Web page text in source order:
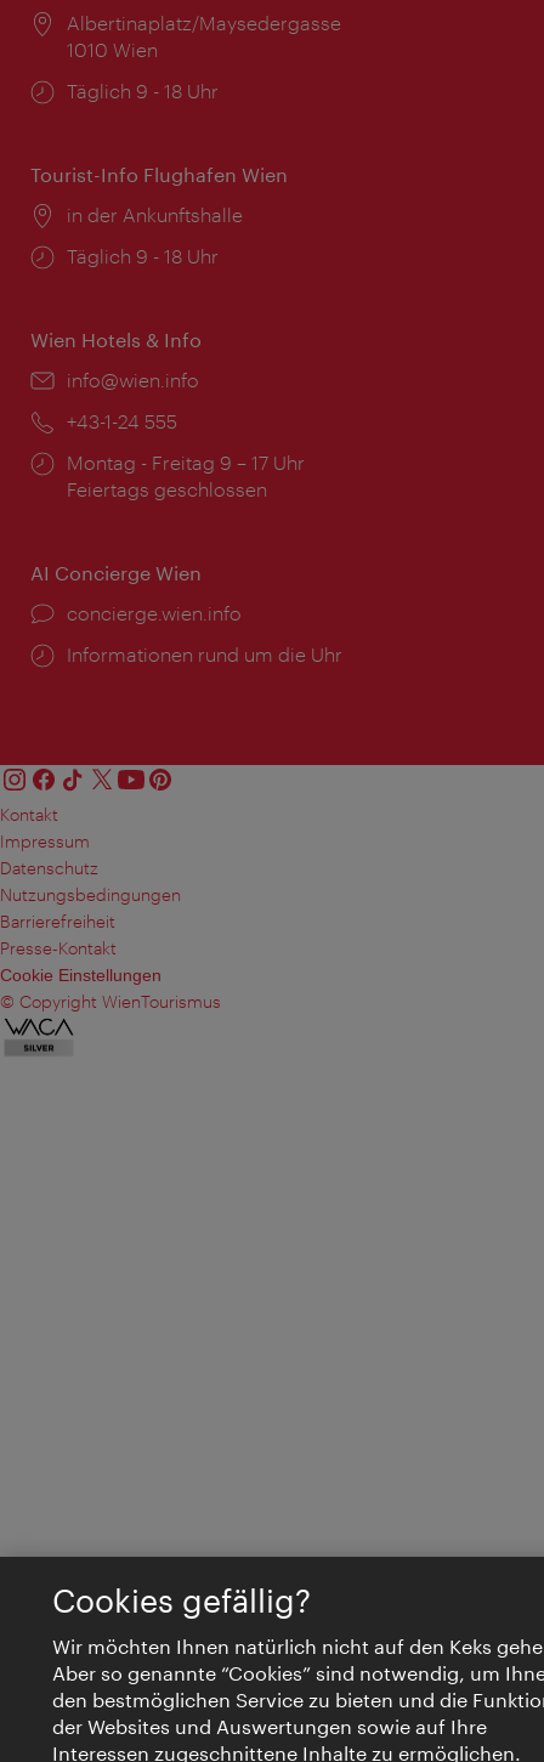
Ort:
Albertinaplatz/Maysedergasse
1010 Wien
Öffnungszeiten:
Täglich 9 - 18 Uhr
Tourist-Info Flughafen Wien
Ort:
in der Ankunftshalle
Öffnungszeiten:
Täglich 9 - 18 Uhr
Wien Hotels & Info
Email:
info@wien.info
Telefon:
+43-1-24 555
Öffnungszeiten:
Montag - Freitag 9 – 17 Uhr
Feiertags geschlossen
AI Concierge Wien
Ort:
concierge.wien.info
Öffnungszeiten:
Informationen rund um die Uhr
Kontakt
Impressum
Datenschutz
Nutzungsbedingungen
Barrierefreiheit
Presse-Kontakt
Cookie Einstellungen
© Copyright WienTourismus
Cookies gefällig?
Wir möchten Ihnen natürlich nicht auf den Keks
Aber so genannte “Cookies” sind notwendig, um
den bestmöglichen Service zu bieten und die
der Websites und Auswertungen sowie auf Ihre
Interessen zugeschnittene Inhalte zu ermöglichen.